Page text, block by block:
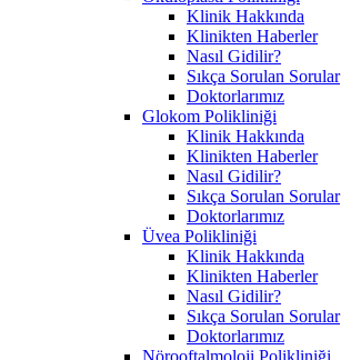
Klinik Hakkında
Klinikten Haberler
Nasıl Gidilir?
Sıkça Sorulan Sorular
Doktorlarımız
Glokom Polikliniği
Klinik Hakkında
Klinikten Haberler
Nasıl Gidilir?
Sıkça Sorulan Sorular
Doktorlarımız
Üvea Polikliniği
Klinik Hakkında
Klinikten Haberler
Nasıl Gidilir?
Sıkça Sorulan Sorular
Doktorlarımız
Nörooftalmoloji Polikliniği